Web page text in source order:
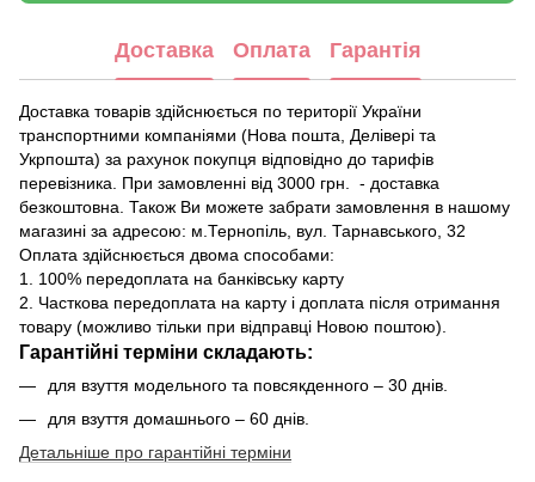
Доставка Оплата Гарантія
Доставка товарів здійснюється по території України
транспортними компаніями (Нова пошта, Делівері та
Укрпошта) за рахунок покупця відповідно до тарифів
перевізника. При замовленні від 3000 грн. - доставка
безкоштовна. Також Ви можете забрати замовлення в нашому
магазині за адресою: м.Тернопіль, вул. Тарнавського, 32
Оплата здійснюється двома способами:
1. 100% передоплата на банківську карту
2. Часткова передоплата на карту і доплата після отримання
товару (можливо тільки при відправці Новою поштою).
Гарантійні терміни складають:
для взуття модельного та повсякденного – 30 днів.
для взуття домашнього – 60 днів.
Детальніше про гарантійні терміни